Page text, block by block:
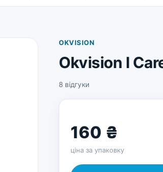
OKVISION
Okvision I
8 відгуки
160 ₴
ціна за упаковку